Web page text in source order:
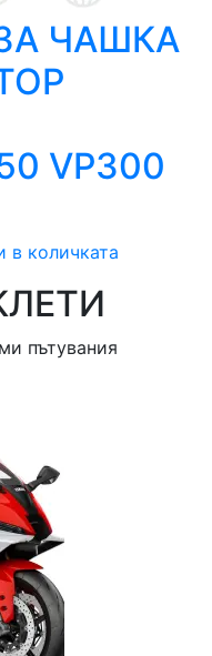
ЧАШКА
VP300
в количката
пътувания